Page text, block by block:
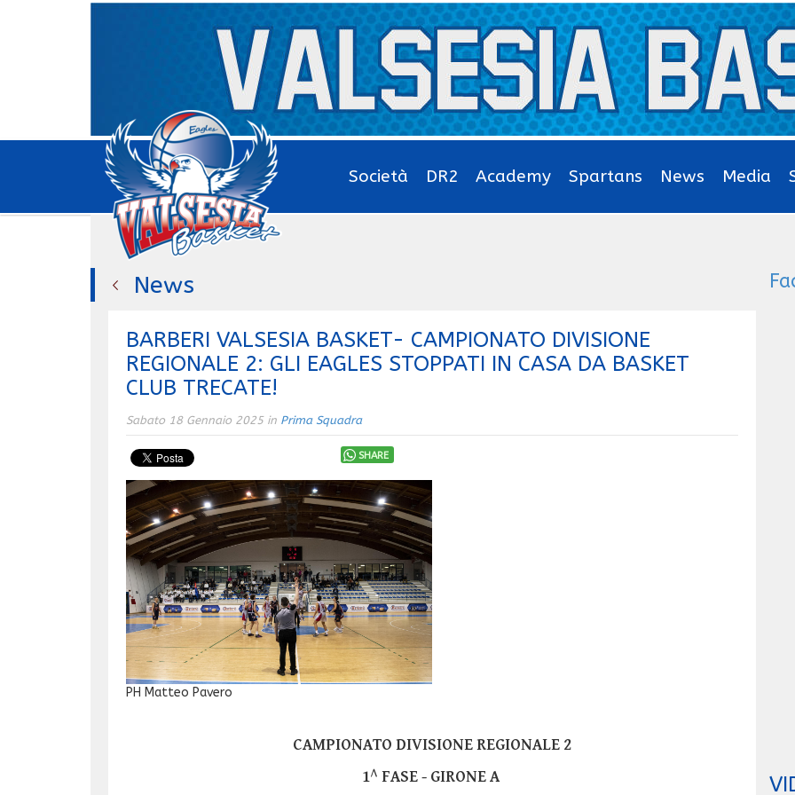
Società DR2 Academy Spartans News Media
News
BARBERI VALSESIA BASKET- CAMPIONATO DIVISIONE
REGIONALE 2: GLI EAGLES STOPPATI IN CASA DA BASKET
CLUB TRECATE!
Sabato 18 Gennaio 2025 in Prima Squadra
SHARE
PH Matteo Pavero
CAMPIONATO DIVISIONE REGIONALE 2
1^ FASE - GIRONE A